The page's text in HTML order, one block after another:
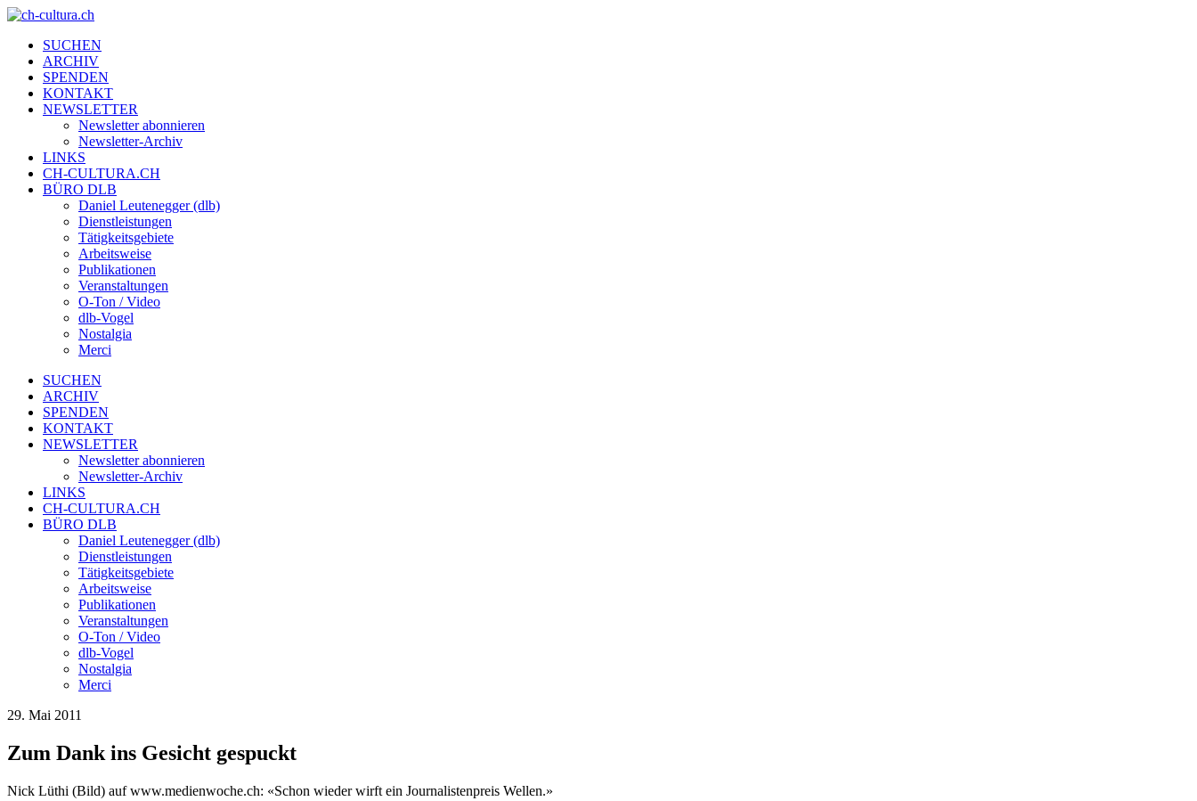
SUCHEN
ARCHIV
SPENDEN
KONTAKT
NEWSLETTER
Newsletter abonnieren
Newsletter-Archiv
LINKS
CH-CULTURA.CH
BÜRO DLB
Daniel Leutenegger (dlb)
Dienstleistungen
Tätigkeitsgebiete
Arbeitsweise
Publikationen
Veranstaltungen
O-Ton / Video
dlb-Vogel
Nostalgia
Merci
SUCHEN
ARCHIV
SPENDEN
KONTAKT
NEWSLETTER
Newsletter abonnieren
Newsletter-Archiv
LINKS
CH-CULTURA.CH
BÜRO DLB
Daniel Leutenegger (dlb)
Dienstleistungen
Tätigkeitsgebiete
Arbeitsweise
Publikationen
Veranstaltungen
O-Ton / Video
dlb-Vogel
Nostalgia
Merci
29. Mai 2011
Zum Dank ins Gesicht gespuckt
Nick Lüthi (Bild) auf www.medienwoche.ch: «Schon wieder wirft ein Journalistenpreis Wellen.»